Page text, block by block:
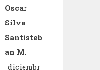
Oscar
Silva-
Santisteb
an M.
diciembr